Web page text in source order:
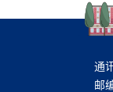
通
邮